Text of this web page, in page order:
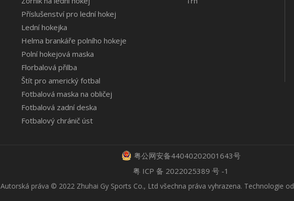
Příslušenství pro lední hokej
Lední hokejka
Helma brankáře polního hokeje
Polní hokejová maska
Florbalová přilba
Štít pro americký fotbal
Fotbalová maska ​​na obličej
Fotbalová zadní deska
Fotbalový chránič úst
粤公网安备44040202001643号
粤 ICP 备 2022025389 号 -1
Autorská práva © 2022 Zhuhai Gy Sports Co., Ltd všechna práva vyhrazena. Technologie od